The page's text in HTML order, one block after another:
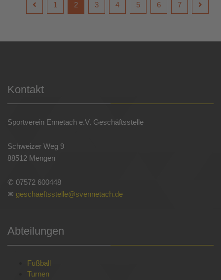
1 2 3 4 5 6 7
Kontakt
Sportverein Ennetach e.V. Geschäftsstelle
Schweizer Weg 9
88512 Mengen
✆ 07572 600448
✉ geschaeftsstelle@svennetach.de
Abteilungen
Fußball
Turnen